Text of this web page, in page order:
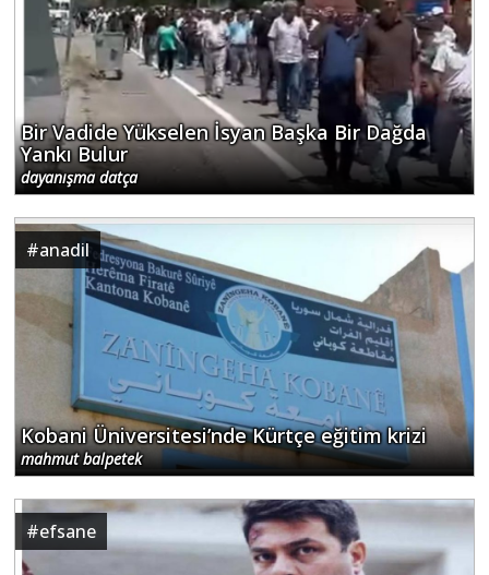
Bir Vadide Yükselen İsyan Başka Bir Dağda
Yankı Bulur
dayanışma datça
#anadil
Kobani Üniversitesi’nde Kürtçe eğitim krizi
mahmut balpetek
#efsane